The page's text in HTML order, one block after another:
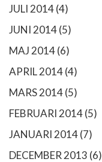
JULI 2014(4)
JUNI 2014(5)
MAJ 2014(6)
APRIL 2014(4)
MARS 2014(5)
FEBRUARI 2014(5)
JANUARI 2014(7)
DECEMBER 2013 (6)